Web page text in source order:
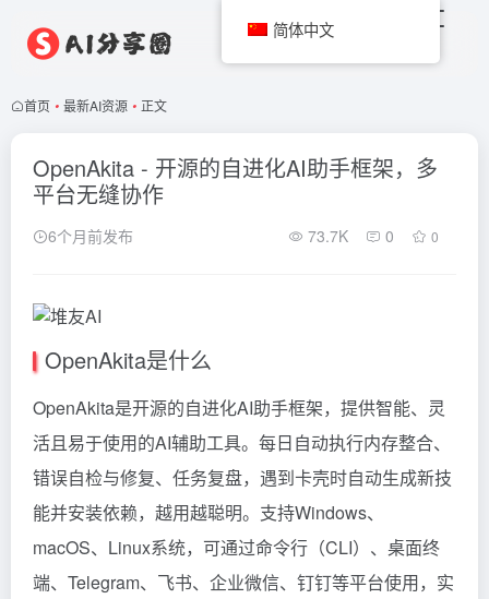
首页 • 最新AI资源 • 正文
OpenAkita - 开源的自进化AI助手框架，多
平台无缝协作
6个月前发布 73.7K 0 0
OpenAkita是什么
OpenAkita是开源的自进化AI助手框架，提供智能、灵
活且易于使用的AI辅助工具。每日自动执行内存整合、
错误自检与修复、任务复盘，遇到卡壳时自动生成新技
能并安装依赖，越用越聪明。支持Windows、
macOS、Linux系统，可通过命令行（CLI）、桌面终
端、Telegram、飞书、企业微信、钉钉等平台使用，实
简体中文